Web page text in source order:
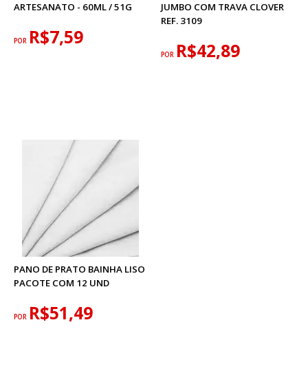
ARTESANATO - 60ML / 51G
POR R$7,59
JUMBO COM TRAVA CLOVER
REF. 3109
POR R$42,89
PANO DE PRATO BAINHA LISO
PACOTE COM 12 UND
POR R$51,49